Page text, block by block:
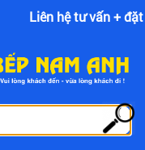
Liên hệ tư vấn +